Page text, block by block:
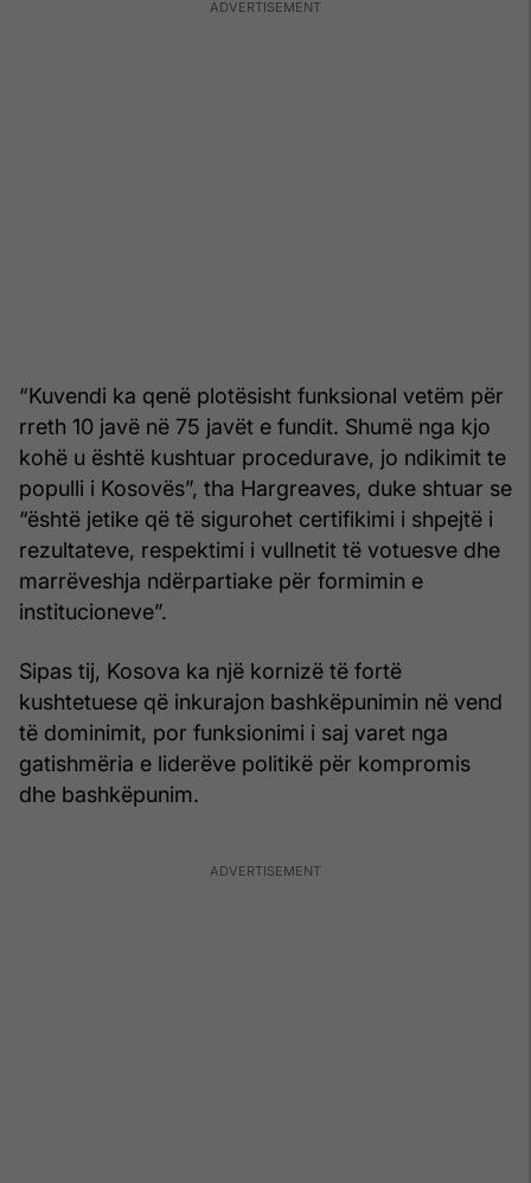
“Kuvendi ka qenë plotësisht funksional vetëm për
rreth 10 javë në 75 javët e fundit. Shumë nga kjo
kohë u është kushtuar procedurave, jo ndikimit te
populli i Kosovës”, tha Hargreaves, duke shtuar se
“është jetike që të sigurohet certifikimi i shpejtë i
rezultateve, respektimi i vullnetit të votuesve dhe
marrëveshja ndërpartiake për formimin e
institucioneve”.
Sipas tij, Kosova ka një kornizë të fortë
kushtetuese që inkurajon bashkëpunimin në vend
të dominimit, por funksionimi i saj varet nga
gatishmëria e liderëve politikë për kompromis
dhe bashkëpunim.